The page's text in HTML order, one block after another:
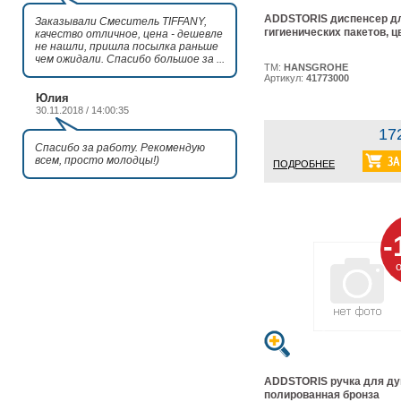
Заказывали Смеситель TIFFANY,
качество отличное, цена - дешевле
не нашли, пришла посылка раньше
чем ожидали. Спасибо большое за ...
Юлия
30.11.2018 / 14:00:35
Спасибо за работу. Рекомендую
всем, просто молодцы!)
ADDSTORIS диспенсер
гигиенических пакетов,
ТМ: HANSGROHE
Артикул: 41773000
ПОДРОБНЕЕ
-
ADDSTORIS ручка для
полированная бронза